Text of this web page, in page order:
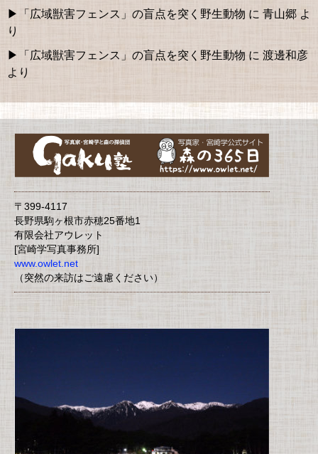
「広域獣害フェンス」の盲点を突く野生動物 に 青山郷 よ
り
「広域獣害フェンス」の盲点を突く野生動物 に 渡邊和彦
より
〒399-4117
長野県駒ヶ根市赤穂25番地1
有限会社アウレット
[宮崎学写真事務所]
www.owlet.net
（突然の来訪はご遠慮ください）